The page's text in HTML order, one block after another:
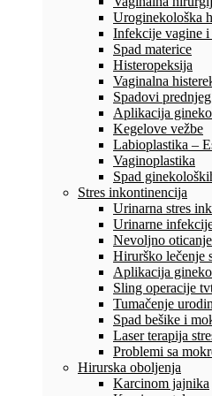
Uroginekološka
Infekcije vagine
Spad materice
Histeropeksija
Vaginalna
Spadovi
Aplikacija
Kegelove vežbe
Labioplastika –
Vaginoplastika
Spad
Stres inkontinencija
Urinarna stres
Urinarne
Nevoljno
Hirurško lečenje
Aplikacija
Sling operacije
Tumačenje
Spad bešike i
Laser terapija
Problemi sa
Hirurska oboljenja
Karcinom jajnika